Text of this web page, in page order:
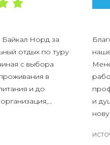
Норд за
отдых по туру
с выбора
в
и до
и